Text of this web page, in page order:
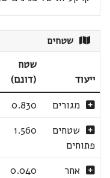
שטחים
ייעוד
שטח
(דונם)
מגורים
0.830
שטחים
פתוחים
1.560
אחר 0.040